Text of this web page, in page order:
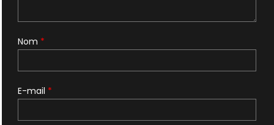
Nom *
E-mail *